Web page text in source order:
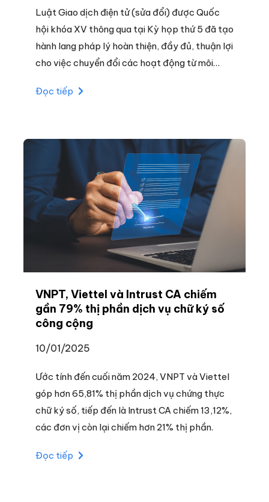
Luật Giao dịch điện tử (sửa đổi) được Quốc
hội khóa XV thông qua tại Kỳ họp thứ 5 đã tạo
hành lang pháp lý hoàn thiện, đầy đủ, thuận lợi
cho việc chuyển đổi các hoạt động từ môi
lĩnh vực.
Đọc tiếp
VNPT, Viettel và Intrust CA chiếm
gần 79% thị phần dịch vụ chữ ký số
công cộng
10/01/2025
Ước tính đến cuối năm 2024, VNPT và Viettel
góp hơn 65,81% thị phần dịch vụ chứng thực
chữ ký số, tiếp đến là Intrust CA chiếm 13,12%,
các đơn vị còn lại chiếm hơn 21% thị phần.
Đọc tiếp